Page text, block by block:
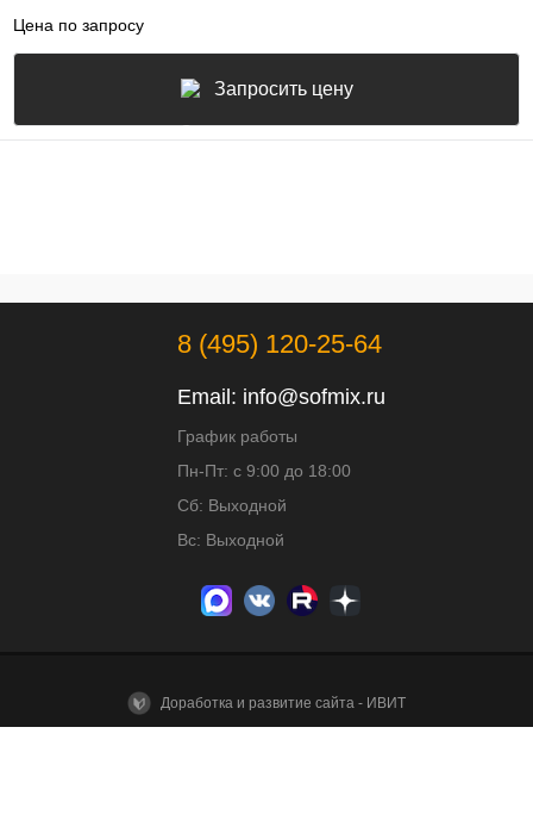
Цена по запросу
Запросить цену
8 (495) 120-25-64
Email: info@sofmix.ru
График работы
Пн-Пт: с 9:00 до 18:00
Сб: Выходной
Вс: Выходной
Доработка и развитие сайта - ИВИТ